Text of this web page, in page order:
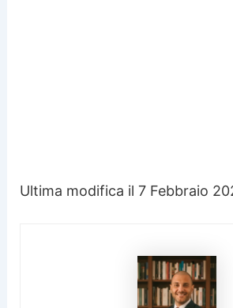
Ultima modifica il 7 Febbraio